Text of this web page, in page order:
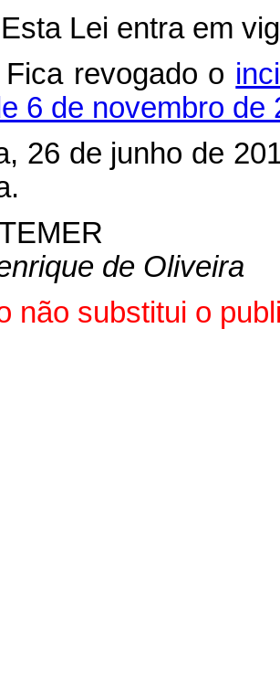
Lei entra em
revogado o
6 de novembro de
26 de junho de
de Oliveira
não substitui o